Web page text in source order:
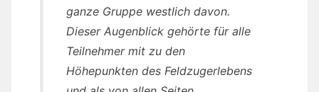
ganze Gruppe westlich davon.
Dieser Augenblick gehörte für alle
Teilnehmer mit zu den
Höhepunkten des Feldzugerlebens